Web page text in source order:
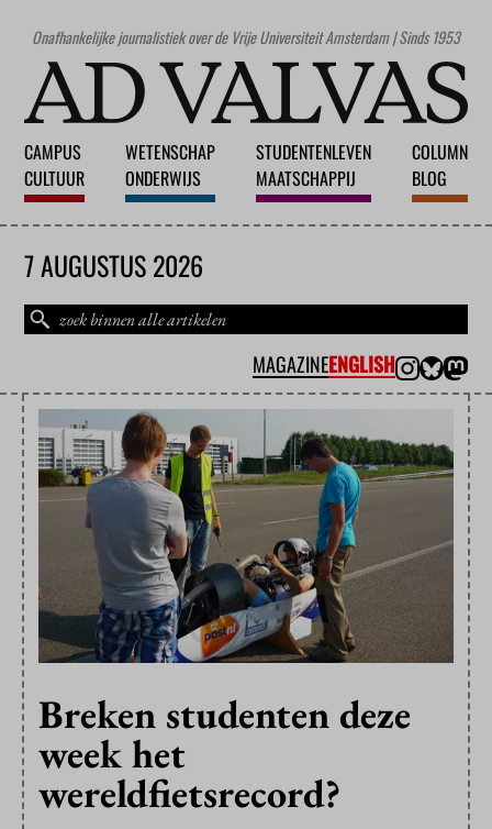
Onafhankelijke journalistiek over de Vrije Universiteit Amsterdam | Sinds 1953
CAMPUS
CULTUUR
WETENSCHAP
ONDERWIJS
STUDENTENLEVEN
MAATSCHAPPIJ
COLUMN
BLOG
7 AUGUSTUS 2026
MAGAZINEENGLISH
Breken studenten deze
week het
wereldfietsrecord?